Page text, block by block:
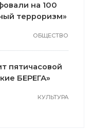
на 100
терроризм»
ОБЩЕСТВО
пятичасовой
БЕРЕГА»
КУЛЬТУРА